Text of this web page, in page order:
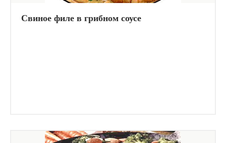
Свиное филе в грибном соусе